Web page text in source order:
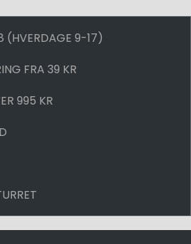
(HVERDAGE 9-17)
FRA 39 KR
995 KR